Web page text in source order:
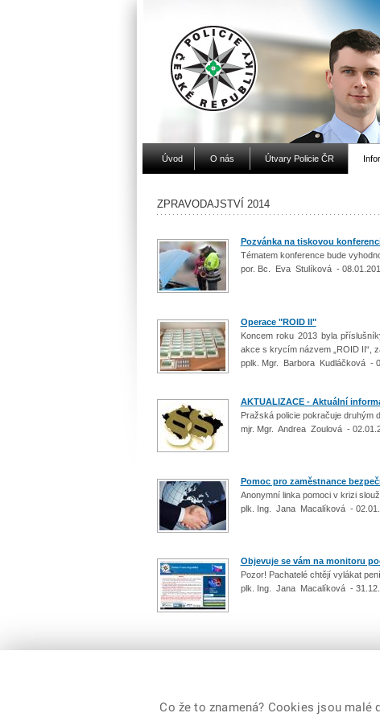
Úvod O nás Útvary Policie ČR
ZPRAVODAJSTVÍ 2014
Pozvánka na tiskovou
Tématem konference bude
por. Bc. Eva Stulíková -
Operace "ROID II"
Koncem roku 2013 byla
akce s krycím názvem „ROID II“,
pplk. Mgr. Barbora Kudláčková -
AKTUALIZACE - Aktuální
Pražská policie pokračuje druhým
mjr. Mgr. Andrea Zoulová -
Pomoc pro zaměstnance
Anonymní linka pomoci v krizi
plk. Ing. Jana Macalíková -
Objevuje se vám na monitoru
Pozor! Pachatelé chtějí vylákat
plk. Ing. Jana Macalíková -
Co že to znamená? Cookies jsou malé